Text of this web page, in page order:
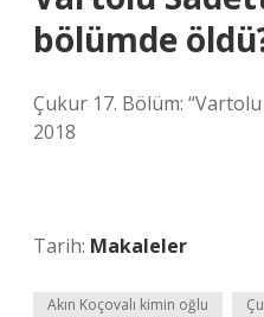
bölümde
Çukur 17. Bölüm:
2018
Tarih: Makaleler
Akın Koçovalı kimin oğlu